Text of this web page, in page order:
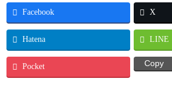
Facebook X
Hatena LINE
Pocket Copy